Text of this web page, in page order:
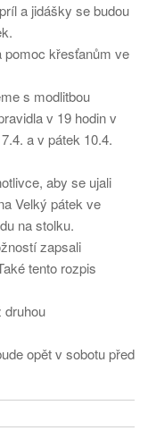
a jidášky se budou
pomoc křesťanům ve
s modlitbou
v 19 hodin v
a v pátek 10.4.
aby se ujali
Velký pátek ve
na stolku.
zapsali
tento rozpis
druhou
opět v sobotu před